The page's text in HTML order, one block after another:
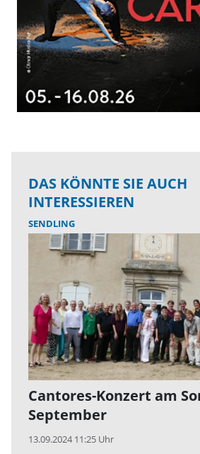
DAS KÖNNTE SIE AUCH
INTERESSIEREN
SENDLING
Cantores-Konzert am
September
13.09.2024 11:25 Uhr